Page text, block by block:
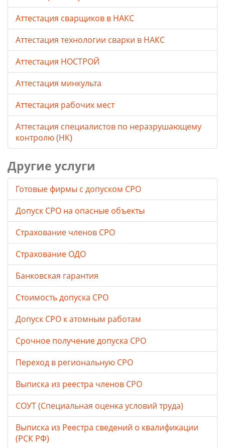
Аттестация сварщиков в НАКС
Аттестация технологии сварки в НАКС
Аттестация НОСТРОЙ
Аттестация минкульта
Аттестация рабочих мест
Аттестация специалистов по неразрушающему
контролю (НК)
Другие услуги
Готовые фирмы с допуском СРО
Допуск СРО на опасные объекты
Страхование членов СРО
Страхование ОДО
Банковская гарантия
Стоимость допуска СРО
Допуск СРО к атомным работам
Срочное получение допуска СРО
Переход в региональную СРО
Выписка из реестра членов СРО
СОУТ (Специальная оценка условий труда)
Выписка из Реестра сведений о квалификации
(РСК РФ)